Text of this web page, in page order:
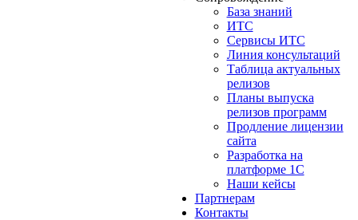
База знаний
ИТС
Сервисы ИТС
Линия консультаций
Таблица актуальных
релизов
Планы выпуска
релизов программ
Продление лицензии
сайта
Разработка на
платформе 1С
Наши кейсы
Партнерам
Контакты